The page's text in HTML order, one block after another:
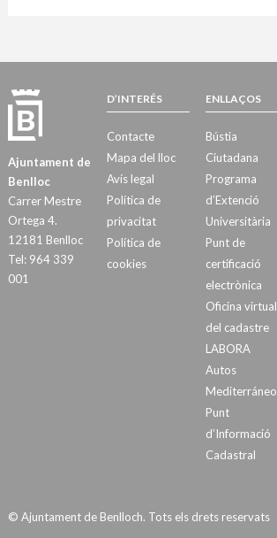
Ajuntament de
Benlloc
Carrer Mestre
Ortega 4.
12181 Benlloc
Tel: 964 339
001
D’INTERÉS
Contacte
Mapa del lloc
Avís legal
Política de
privacitat
Política de
cookies
ENLLAÇOS
Bústia
Ciutadana
Programa
d’Extenció
Universitària
Punt de
certificació
electrònica
Oficina virtual
del cadastre
LABORA
Autos
Mediterráneo
Punt
d’Informació
Cadastral
© Ajuntament de Benlloch. Tots els drets reservats